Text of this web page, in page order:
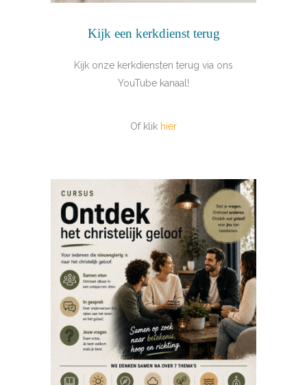
Kijk een kerkdienst terug
Kijk onze kerkdiensten terug via ons
YouTube kanaal!
Of klik hier